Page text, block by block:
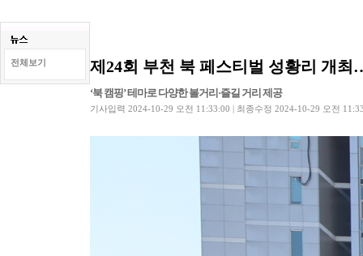
전체보기 제24회 부천 북 페스티벌 성황리 개
‘북 캠핑’ 테마로 다양한 볼거리·즐길 거리 제공
기사입력 2024-10-29 오전 11:33:00 | 최종수정 2024-10-29 오전